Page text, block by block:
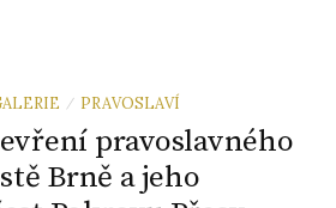
/ PRAVOSLAVÍ
pravoslavného
Brně a jeho